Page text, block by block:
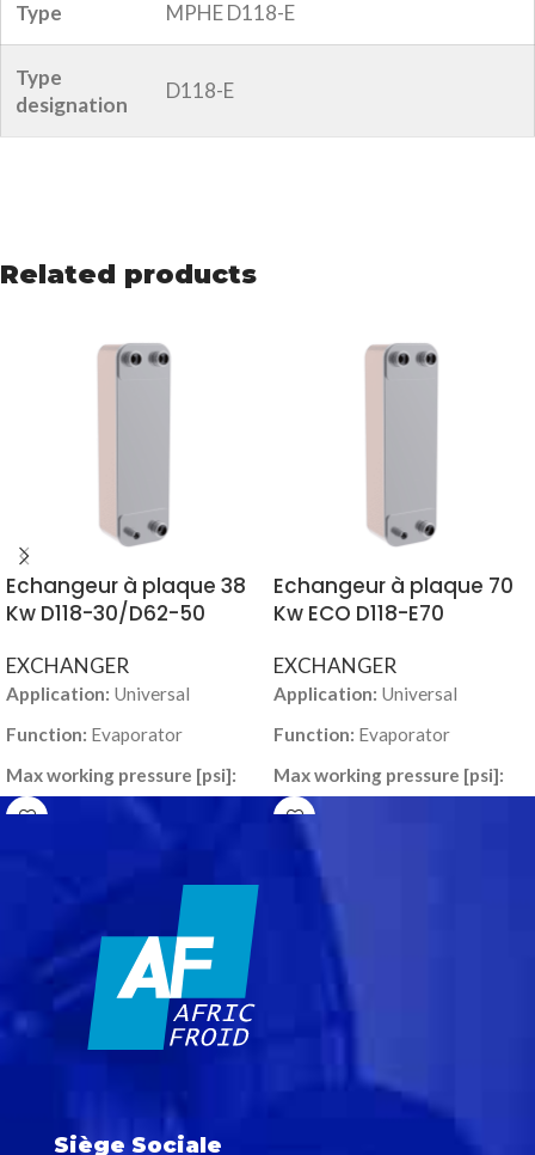
Type MPHE D118-E
Type
designation
D118-E
Related products
Echangeur à plaque 38
Kw D118-30/D62-50
EXCHANGER
Application: Universal
Function: Evaporator
Max working pressure [psi]:
435
26
Copper
brazing
Echangeur à plaque 70
Kw ECO D118-E70
EXCHANGER
Application: Universal
Function: Evaporator
Max working pressure [psi]:
435
Siège Sociale